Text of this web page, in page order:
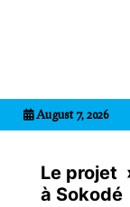
August 7, 2026
Le projet
à Sokodé